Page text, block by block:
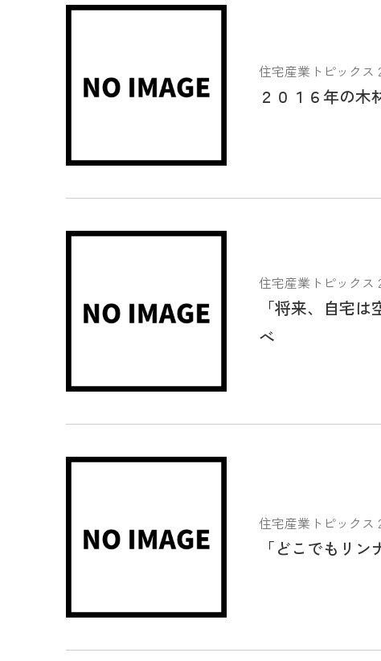
住宅産業トピックス
２０１６年の
住宅産業トピックス
「将来、自宅
べ
住宅産業トピックス
「どこでもリ